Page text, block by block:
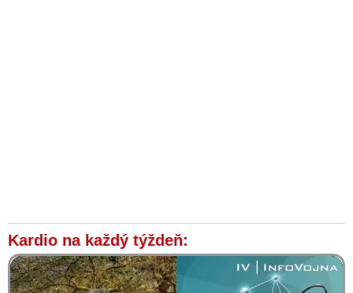
Kardio na každý týždeň: